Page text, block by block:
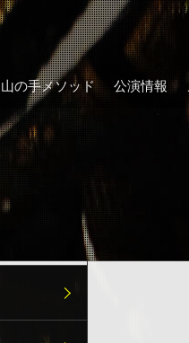
山の手メソッド 公演情報